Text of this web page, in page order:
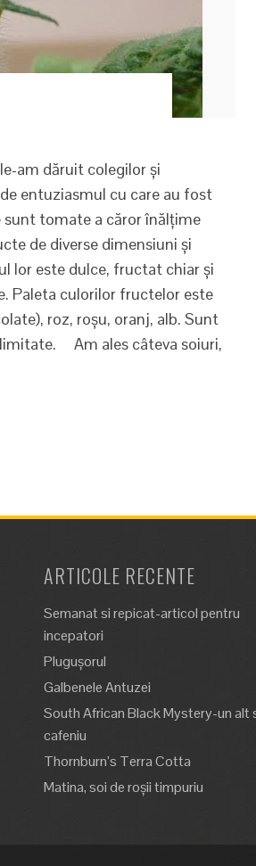
am dăruit colegilor și
entuziasmul cu care au fost
tomate a căror înălțime
de diverse dimensiuni și
lor este dulce, fructat chiar și
Paleta culorilor fructelor este
roz, roșu, oranj, alb. Sunt
limitate. Am ales câteva soiuri,
ARTICOLE RECENTE
Semanat si repicat-articol pentru
incepatori
Plugușorul
Galbenele Antuzei
South African Black Mystery-un alt
cafeniu
Thornburn’s Terra Cotta
Matina, soi de roșii timpuriu